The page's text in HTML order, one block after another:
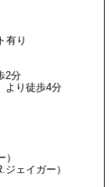
り
分
り徒歩4分
イガー）